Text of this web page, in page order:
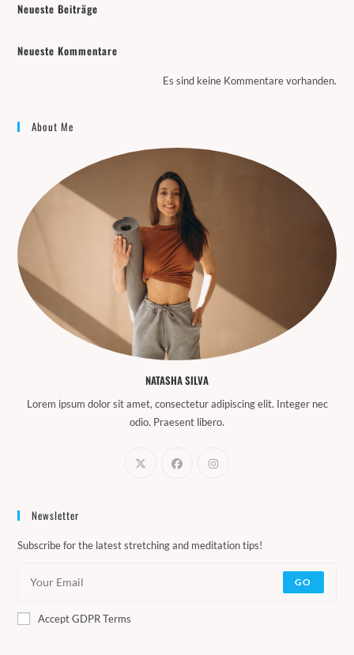
Neueste Beiträge
Neueste Kommentare
Es sind keine Kommentare vorhanden.
About Me
NATASHA SILVA
Lorem ipsum dolor sit amet, consectetur adipiscing elit. Integer nec
odio. Praesent libero.
Newsletter
Subscribe for the latest stretching and meditation tips!
GO
Accept GDPR Terms